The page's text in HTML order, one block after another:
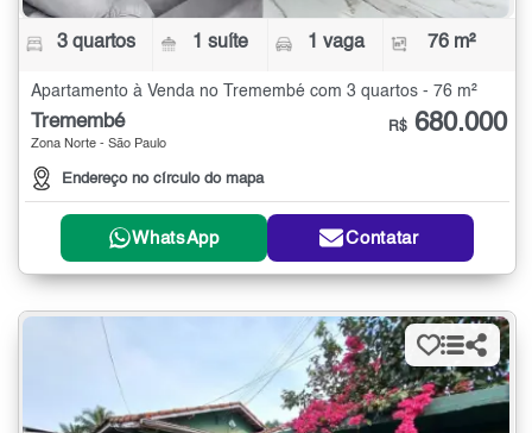
3 quartos 1 suíte 1 vaga 76 m²
Apartamento à Venda no Tremembé com 3 quartos - 76 m²
Tremembé
Zona Norte - São Paulo
Endereço no círculo do mapa
R$ 680.000
WhatsApp Contatar